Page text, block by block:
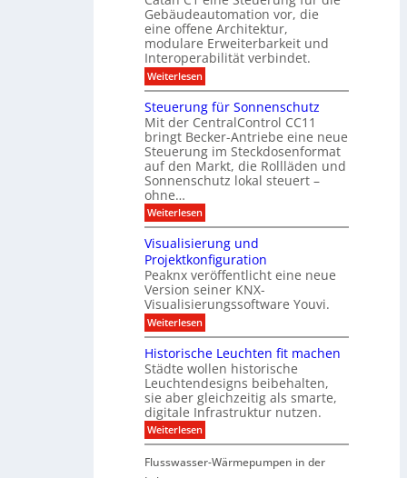
c
h
m
e
l
d
e
r
n
e
n
t
r
u
m
r
f
o
l
g
r
e
i
c
h
z
u
E
n
e
m
i
t
D
i
s
p
a
y
I
f
ü
r
G
e
b
u
d
e
:
D
a
t
e
n
a
n
a
l
y
s
e
d
i
r
e
k
t
i
n
d
e
r
n
Gebäudeautomation vor, die
eine offene Architektur,
modulare Erweiterbarkeit und
Interoperabilität verbindet.
Weiterlesen:
M
d
u
l
a
r
e
r
C
o
n
t
o
l
l
e
r
m
i
t
K
N
X
-
I
n
t
g
Steuerung für Sonnenschutz
Mit der CentralControl CC11
bringt Becker-Antriebe eine neue
Steuerung im Steckdosenformat
auf den Markt, die Rollläden und
Sonnenschutz lokal steuert –
ohne…
Weiterlesen:
S
e
u
e
r
u
n
g
f
ü
r
S
o
n
n
e
n
c
Visualisierung und
Projektkonfiguration
Peaknx veröffentlicht eine neue
Version seiner KNX-
Visualisierungssoftware Youvi.
Weiterlesen:
V
s
u
a
l
i
s
i
e
r
Historische Leuchten fit machen
Städte wollen historische
Leuchtendesigns beibehalten,
sie aber gleichzeitig als smarte,
digitale Infrastruktur nutzen.
Weiterlesen:
H
s
Flusswasser-Wärmepumpen in der